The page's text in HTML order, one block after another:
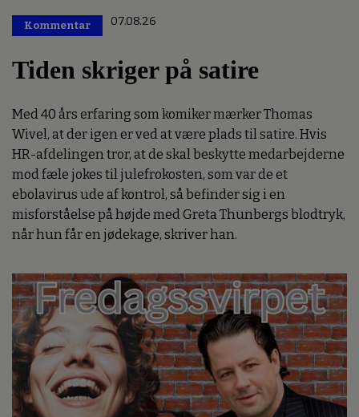
Kommentar 07.08.26
Tiden skriger på satire
Med 40 års erfaring som komiker mærker Thomas
Wivel, at der igen er ved at være plads til satire. Hvis
HR-afdelingen tror, at de skal beskytte medarbejderne
mod fæle jokes til julefrokosten, som var de et
ebolavirus ude af kontrol, så befinder sig i en
misforståelse på højde med Greta Thunbergs blodtryk,
når hun får en jødekage, skriver han.